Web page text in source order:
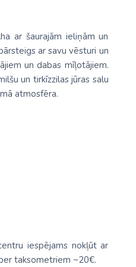
Nepāla
Omāna
Saūda Arābija
ar šaurajām ieliņām un
ar savu vēsturi un
un dabas mīļotājiem.
un tirkīzzilas jūras salu
atmosfēra.
iespējams nokļūt ar
taksometriem ~20€.